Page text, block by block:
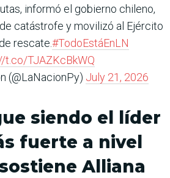
informó el gobierno chileno,
catástrofe y movilizó al Ejército
rescate.#TodoEstáEnLN
t.co/TJAZKcBkWQ
(@LaNacionPy) July 21, 2026
siendo el líder
fuerte a nivel
Alliana